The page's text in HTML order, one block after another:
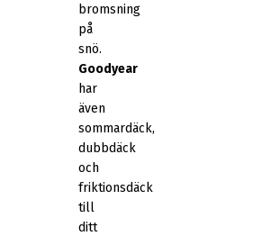
bromsning
på
snö.
Goodyear
har
även
sommardäck,
dubbdäck
och
friktionsdäck
till
ditt